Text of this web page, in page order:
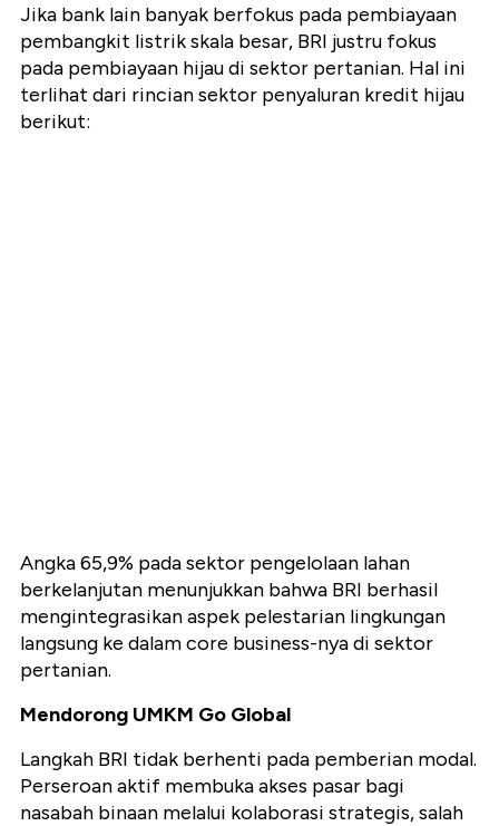
Jika bank lain banyak berfokus pada pembiayaan
pembangkit listrik skala besar, BRI justru fokus
pada pembiayaan hijau di sektor pertanian. Hal ini
terlihat dari rincian sektor penyaluran kredit hijau
berikut:
Angka 65,9% pada sektor pengelolaan lahan
berkelanjutan menunjukkan bahwa BRI berhasil
mengintegrasikan aspek pelestarian lingkungan
langsung ke dalam core business-nya di sektor
pertanian.
Mendorong UMKM Go Global
Langkah BRI tidak berhenti pada pemberian modal.
Perseroan aktif membuka akses pasar bagi
nasabah binaan melalui kolaborasi strategis, salah